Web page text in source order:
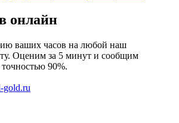
онлайн
ваших часов на любой наш
Оценим за 5 минут и сообщим
точностью 90%.
gold.ru